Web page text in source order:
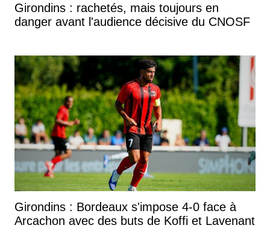
Girondins : rachetés, mais toujours en
danger avant l'audience décisive du CNOSF
Girondins : Bordeaux s'impose 4-0 face à
Arcachon avec des buts de Koffi et Lavenant